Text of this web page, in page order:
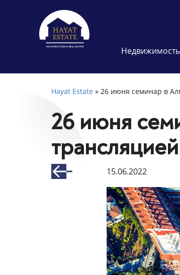
Недвижимость
Hayat Estate » 26 июня семинар в
26 июня
15.06.2022